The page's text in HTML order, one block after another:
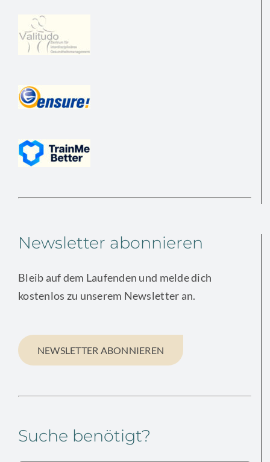
Newsletter abonnieren
Bleib auf dem Laufenden und melde dich
kostenlos zu unserem Newsletter an.
NEWSLETTER ABONNIEREN
Suche benötigt?